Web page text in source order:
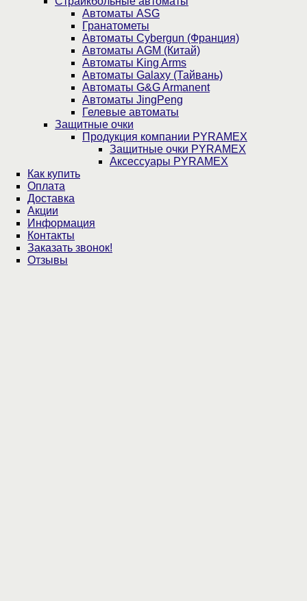
Автоматы ASG
Гранатометы
Автоматы Cybergun (Франция)
Автоматы AGM (Китай)
Автоматы King Arms
Автоматы Galaxy (Тайвань)
Автоматы G&G Armanent
Автоматы JingPeng
Гелевые автоматы
Защитные очки
Продукция компании PYRAMEX
Защитные очки PYRAMEX
Аксессуары PYRAMEX
Как купить
Оплата
Доставка
Акции
Информация
Контакты
Заказать звонок!
Отзывы